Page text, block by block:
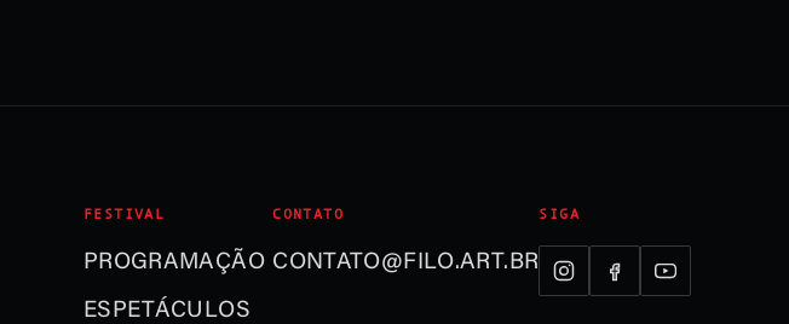
FESTIVAL
PROGRAMAÇÃO
ESPETÁCULOS
CONTATO
CONTATO@FILO.ART.BR
SIGA